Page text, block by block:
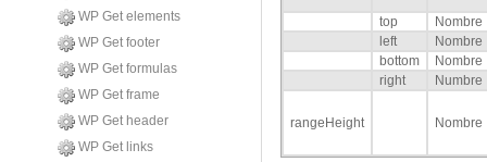
WP Get elements
WP Get footer
WP Get formulas
WP Get frame
WP Get header
WP Get links
top
Nombre
left
Nombre
bottom
Nombre
right
Numbre
rangeHeight Nombre